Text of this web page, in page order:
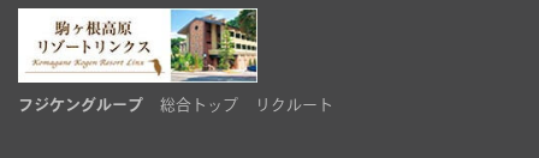
フジケングループ 総合トップ リクルート